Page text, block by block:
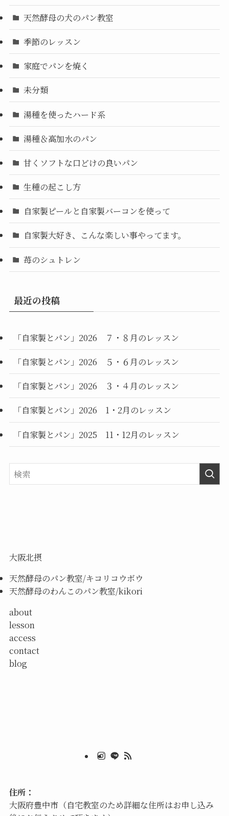
天然酵母の犬のパン教室
季節のレッスン
家庭でパンを焼く
未分類
湯種を使ったハード系
湯種＆高加水のパン
甘くソフトな口どけの良いパン
生種の起こし方
自家製ピールと自家製バーコンを使って
自家製大好き、こんな楽しい事やってます。
苺のシュトレン
最近の投稿
「自家製とパン」2026 ７・８月のレッスン
「自家製とパン」2026 ５・６月のレッスン
「自家製とパン」2026 ３・４月のレッスン
「自家製とパン」2026 1・2月のレッスン
「自家製とパン」2025 11・12月のレッスン
大阪北摂
天然酵母のパン教室/キコリコウボウ
天然酵母のわんこのパン教室/kikori
about
lesson
access
contact
blog
住所：
大阪府豊中市（自宅教室のため詳細な住所はお申し込み